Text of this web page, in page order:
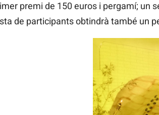
premi de 150 euros i pergamí; un
de participants obtindrà també un